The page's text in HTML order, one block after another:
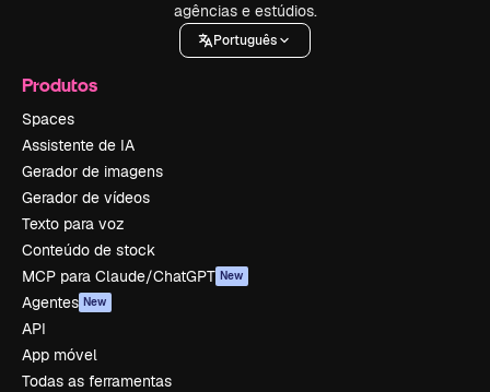
agências e estúdios.
Português
Produtos
Spaces
Assistente de IA
Gerador de imagens
Gerador de vídeos
Texto para voz
Conteúdo de stock
MCP para Claude/ChatGPT New
Agentes New
API
App móvel
Todas as ferramentas